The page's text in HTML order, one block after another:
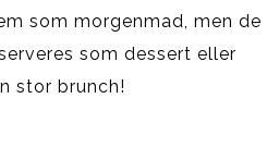
som morgenmad, men de
som dessert eller
stor brunch!